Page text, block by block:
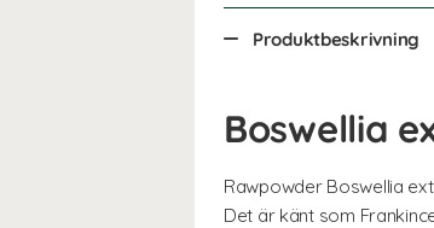
Produktbeskrivning
Boswellia
Rawpowder Boswellia
Det är känt som